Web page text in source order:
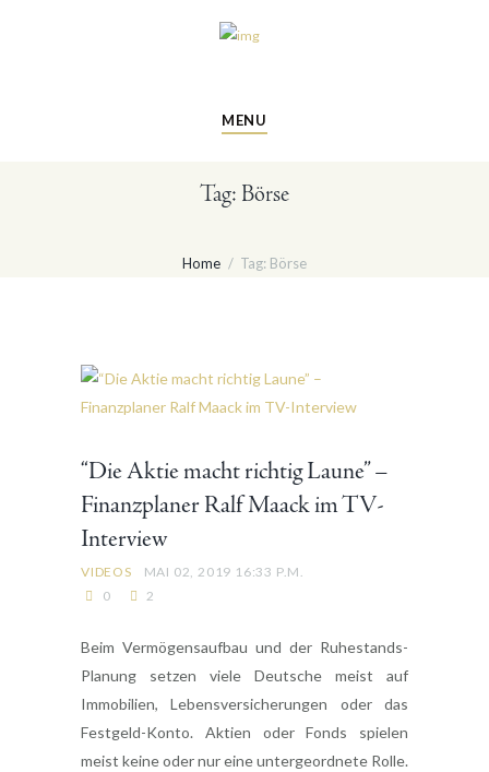
MENU
Tag: Börse
Home Tag: Börse
“Die Aktie macht richtig Laune” –
Finanzplaner Ralf Maack im TV-
Interview
VIDEOS
MAI 02, 2019 16:33 P.M.
0
2
Beim Vermögensaufbau und der Ruhestands-
Planung setzen viele Deutsche meist auf
Immobilien, Lebensversicherungen oder das
Festgeld-Konto. Aktien oder Fonds spielen
meist keine oder nur eine untergeordnete Rolle.